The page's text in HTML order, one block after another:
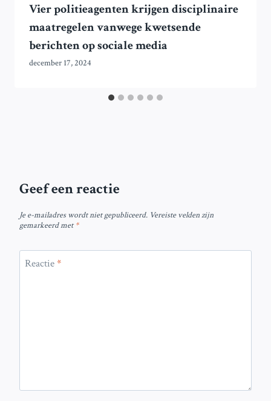
Vier politieagenten krijgen disciplinaire
maatregelen vanwege kwetsende
berichten op sociale media
december 17, 2024
Geef een reactie
Je e-mailadres wordt niet gepubliceerd. Vereiste velden zijn
gemarkeerd met*
Reactie*